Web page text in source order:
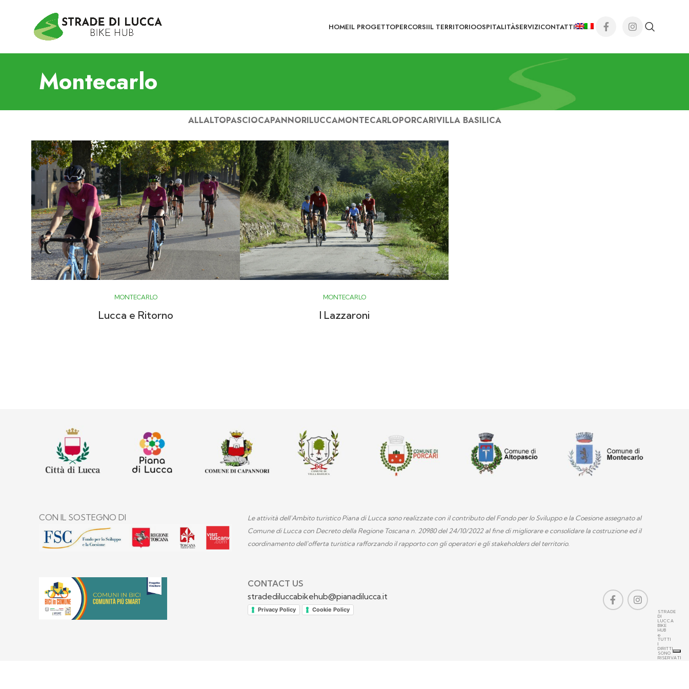
HOMEIL PROGETTOPERCORSIIL TERRITORIOOSPITALITÀSERVIZICONTATTI
Montecarlo
ALLALTOPASCIOCAPANNORILUCCAMONTECARLOPORCARIVILLA BASILICA
MONTECARLO
Lucca e Ritorno
MONTECARLO
I Lazzaroni
CON IL SOSTEGNO DI
Le attività dell'Ambito turistico Piana di Lucca sono realizzate con il contributo del Fondo per lo Sviluppo e la Coesione assegnato al
Comune di Lucca con Decreto della Regione Toscana n. 20980 del 24/10/2022 al fine di migliorare e consolidare la costruzione ed il
coordinamento dell'offerta turistica rafforzando il rapporto con gli operatori e gli stakeholders del territorio.
CONTACT US
stradediluccabikehub@pianadilucca.it
Privacy Policy Cookie Policy
STRADE
DI
LUCCA
BIKE
HUB
©
TUTTI
I
DIRITTI
SONO
RISERVATI